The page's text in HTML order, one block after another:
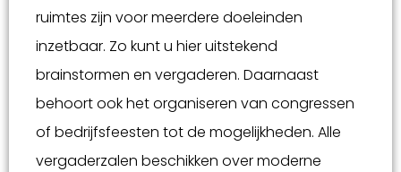
ruimtes zijn voor meerdere doeleinden
inzetbaar. Zo kunt u hier uitstekend
brainstormen en vergaderen. Daarnaast
behoort ook het organiseren van congressen
of bedrijfsfeesten tot de mogelijkheden. Alle
vergaderzalen beschikken over moderne